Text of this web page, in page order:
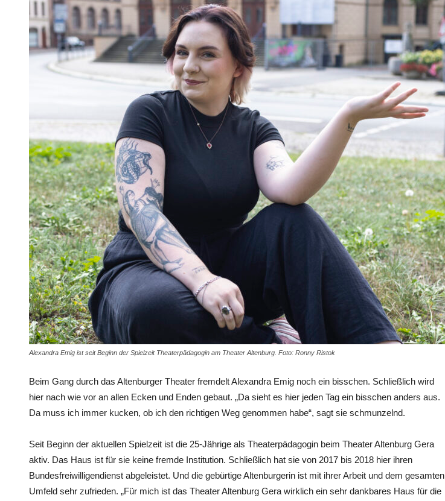
Alexandra Emig ist seit Beginn der Spielzeit Theaterpädagogin am Theater Altenburg. Foto: Ronny Ristok
Beim Gang durch das Altenburger Theater fremdelt Alexandra Emig noch ein bisschen. Schließlich wird
hier nach wie vor an allen Ecken und Enden gebaut. „Da sieht es hier jeden Tag ein bisschen anders aus.
Da muss ich immer kucken, ob ich den richtigen Weg genommen habe“, sagt sie schmunzelnd.
Seit Beginn der aktuellen Spielzeit ist die 25-Jährige als Theaterpädagogin beim Theater Altenburg Gera
aktiv. Das Haus ist für sie keine fremde Institution. Schließlich hat sie von 2017 bis 2018 hier ihren
Bundesfreiwilligendienst abgeleistet. Und die gebürtige Altenburgerin ist mit ihrer Arbeit und dem gesamten
Umfeld sehr zufrieden. „Für mich ist das Theater Altenburg Gera wirklich ein sehr dankbares Haus für die